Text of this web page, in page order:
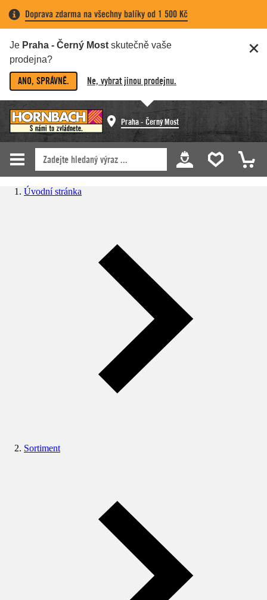
Doprava zdarma na všechny balíky od 1 500 Kč
Je Praha - Černý Most skutečně vaše
prodejna?
ANO, SPRÁVNĚ. Ne, vybrat jinou prodejnu.
Praha - Černý Most
Úvodní stránka
Sortiment